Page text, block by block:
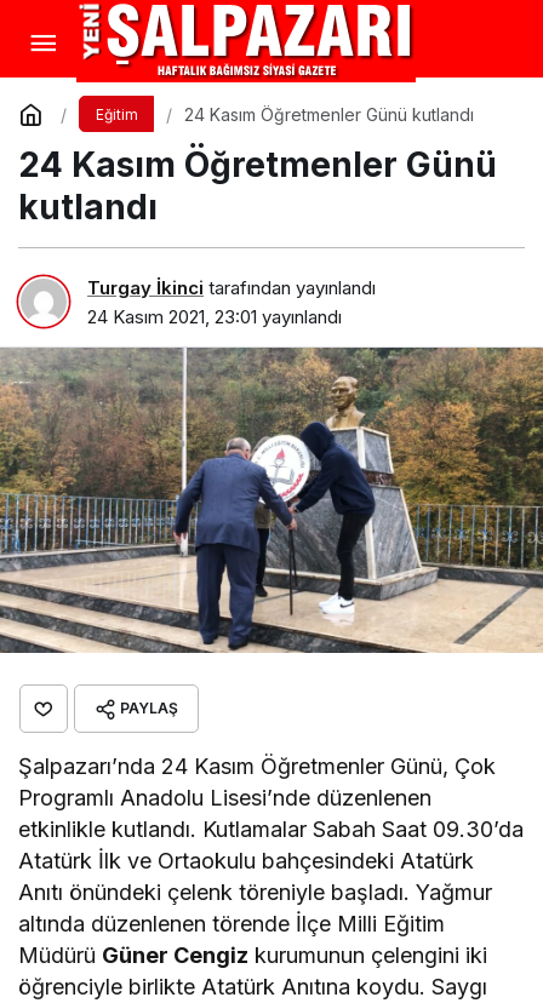
Eğitim 24 Kasım Öğretmenler Günü kutlandı
24 Kasım Öğretmenler Günü
kutlandı
Turgay İkinci tarafından yayınlandı
24 Kasım 2021, 23:01 yayınlandı
PAYLAŞ
Şalpazarı’nda 24 Kasım Öğretmenler Günü, Çok
Programlı Anadolu Lisesi’nde düzenlenen
etkinlikle kutlandı. Kutlamalar Sabah Saat 09.30’da
Atatürk İlk ve Ortaokulu bahçesindeki Atatürk
Anıtı önündeki çelenk töreniyle başladı. Yağmur
altında düzenlenen törende İlçe Milli Eğitim
Müdürü Güner Cengiz kurumunun çelengini iki
öğrenciyle birlikte Atatürk Anıtına koydu. Saygı